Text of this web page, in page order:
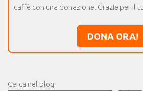
caffè con una donazione. Grazie per il
DONA ORA!
Cerca nel blog